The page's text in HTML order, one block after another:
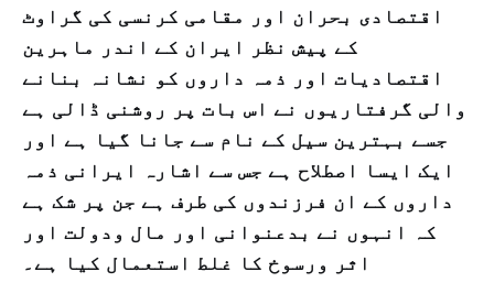
اقتصادی بحران اور مقامی کرنسی کی گراوٹ
کے پیش نظر ایران کے اندر ماہرین
اقتصادیات اور ذمہ داروں کو نشانہ بنانے
والی گرفتاریوں نے اس بات پر روشنی ڈالی ہے
جسے بہترین سیل کے نام سے جانا گیا ہے اور
ایک ایسا اصطلاح ہے جس سے اشارہ ایرانی ذمہ
داروں کے ان فرزندوں کی طرف ہے جن پر شک ہے
کہ انہوں نے بدعنوانی اور مال ودولت اور
اثر ورسوخ کا غلط استعمال کیا ہے۔